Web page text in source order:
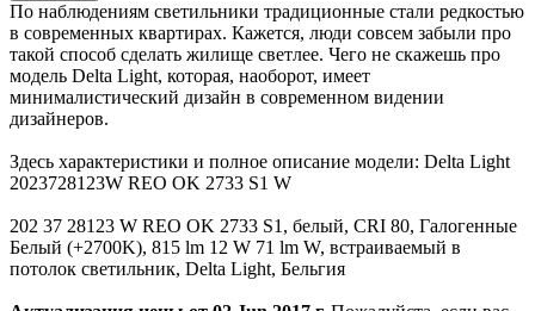
По наблюдениям светильники традиционные стали редкостью
в современных квартирах. Кажется, люди совсем забыли про
такой способ сделать жилище светлее. Чего не скажешь про
модель Delta Light, которая, наоборот, имеет
минималистический дизайн в современном видении
дизайнеров.
Здесь характеристики и полное описание модели: Delta Light
2023728123W REO OK 2733 S1 W
202 37 28123 W REO OK 2733 S1, белый, CRI 80, Галогенные
Белый (+2700K), 815 lm 12 W 71 lm W, встраиваемый в
потолок светильник, Delta Light, Бельгия